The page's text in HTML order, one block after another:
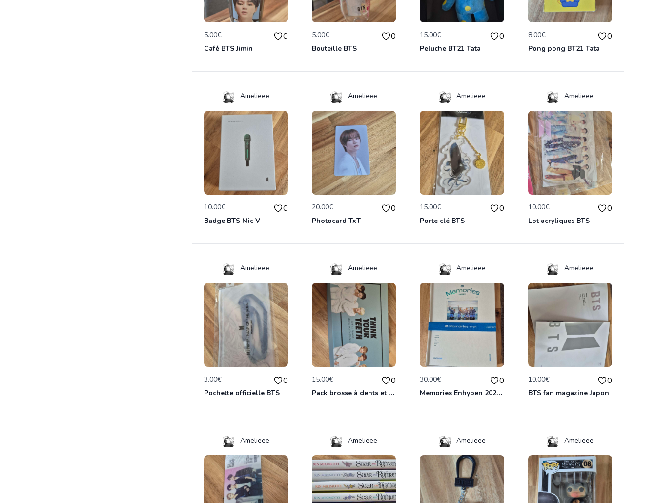
5.00€ 0
Café BTS Jimin
5.00€ 0
Bouteille BTS
15.00€ 0
Peluche BT21 Tata
8.00€ 0
Pong pong BT21 Tata
Amelieee
10.00€ 0
Badge BTS Mic V
Amelieee
20.00€ 0
Photocard TxT
Amelieee
15.00€ 0
Porte clé BTS
Amelieee
10.00€ 0
Lot acryliques BTS
Amelieee
3.00€ 0
Pochette officielle BTS
Amelieee
15.00€ 0
Pack brosse à dents et dentifrice BTS
Amelieee
30.00€ 0
Memories Enhypen 2020-2021
Amelieee
10.00€ 0
BTS fan magazine Japon
Amelieee Amelieee Amelieee Amelieee